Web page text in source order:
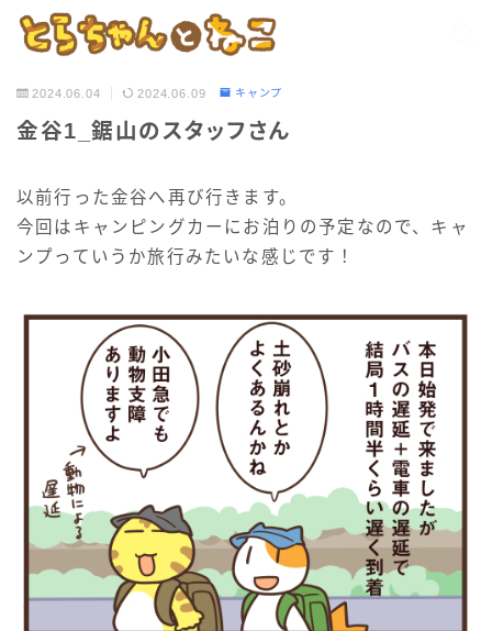
2024.06.04 2024.06.09 キャンプ
金谷1_鋸山のスタッフさん
以前行った金谷へ再び行きます。
今回はキャンピングカーにお泊りの予定なので、キャ
ンプっていうか旅行みたいな感じです！